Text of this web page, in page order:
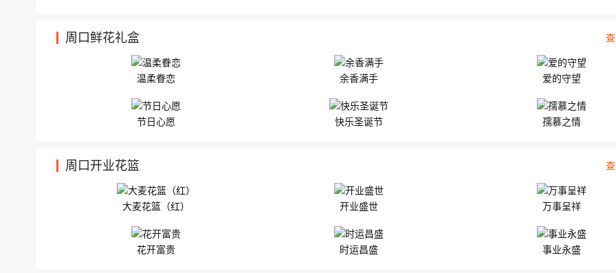
周口鲜花礼盒
温柔眷恋 余香满手 爱的守望
节日心愿 快乐圣诞节 孺慕之情
周口开业花篮
大麦花篮（红） 开业盛世 万事呈祥
花开富贵 时运昌盛 事业永盛